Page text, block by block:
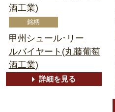
酒工業)
甲州シュール･リー
ルバイヤート(丸藤葡萄
酒工業)
詳細を見る